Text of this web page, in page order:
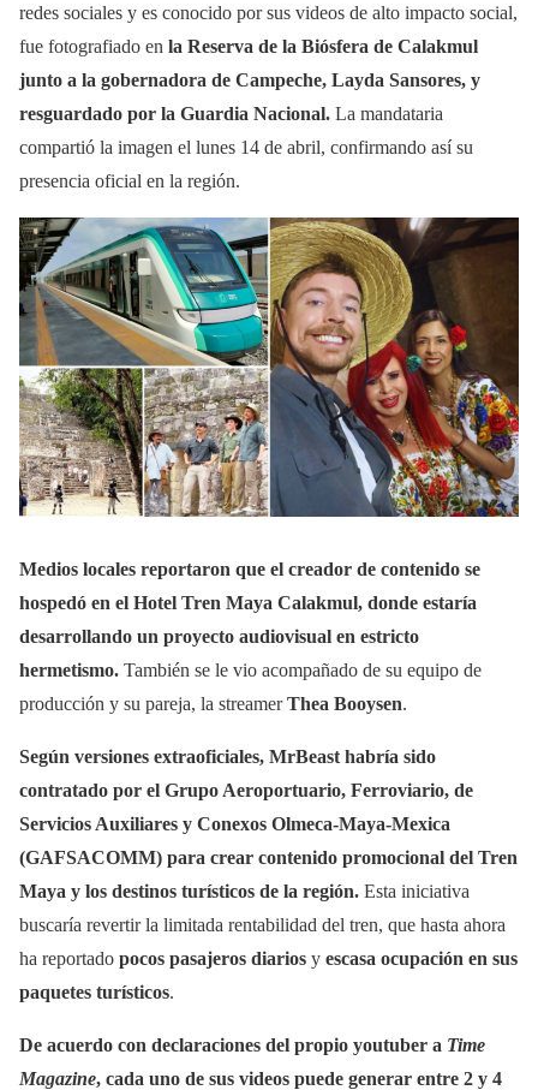
redes sociales y es conocido por sus videos de alto impacto social,
fue fotografiado en la Reserva de la Biósfera de Calakmul
junto a la gobernadora de Campeche, Layda Sansores, y
resguardado por la Guardia Nacional. La mandataria
compartió la imagen el lunes 14 de abril, confirmando así su
presencia oficial en la región.
Medios locales reportaron que el creador de contenido se
hospedó en el Hotel Tren Maya Calakmul, donde estaría
desarrollando un proyecto audiovisual en estricto
hermetismo. También se le vio acompañado de su equipo de
producción y su pareja, la streamerThea Booysen.
Según versiones extraoficiales, MrBeast habría sido
contratado por el Grupo Aeroportuario, Ferroviario, de
Servicios Auxiliares y Conexos Olmeca-Maya-Mexica
(GAFSACOMM) para crear contenido promocional del Tren
Maya y los destinos turísticos de la región. Esta iniciativa
buscaría revertir la limitada rentabilidad del tren, que hasta ahora
ha reportado pocos pasajeros diarios y escasa ocupación en sus
paquetes turísticos.
De acuerdo con declaraciones del propio youtuber a Time
Magazine, cada uno de sus videos puede generar entre 2 y 4